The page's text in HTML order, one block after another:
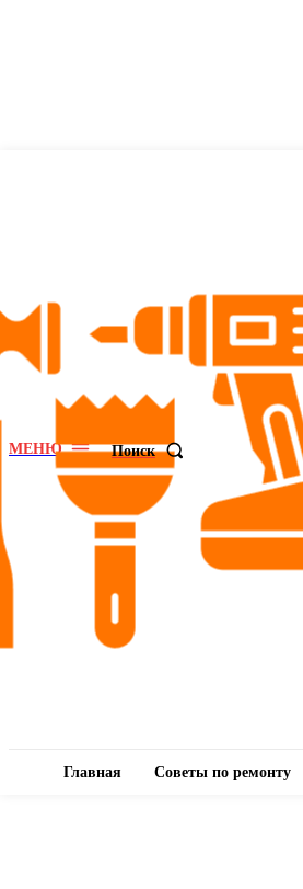
МЕНЮ Поиск
Главная Советы по ремонту